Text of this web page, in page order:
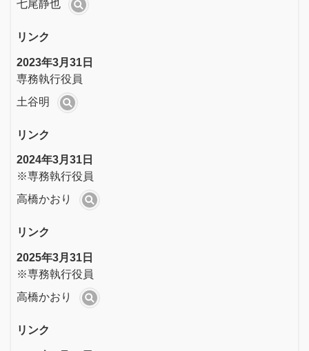
七尾静也
リンク
2023年3月31日
専務執行役員
土谷明
リンク
2024年3月31日
※専務執行役員
高橋かおり
リンク
2025年3月31日
※専務執行役員
高橋かおり
リンク